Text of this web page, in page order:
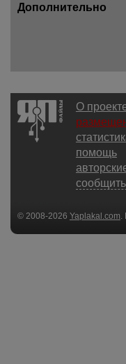
Дополнительно
О
помощь
© 2008-2026 Yaplakal.com
соглашения.